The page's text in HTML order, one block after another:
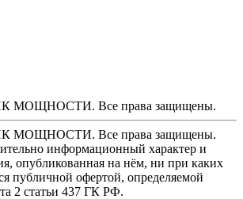
МОЩНОСТИ. Все права защищены.
МОЩНОСТИ. Все права защищены.
информационный характер и
опубликованная на нём, ни при каких
публичной офертой, определяемой
2 статьи 437 ГК РФ.